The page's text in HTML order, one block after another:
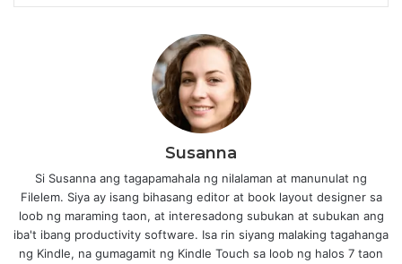
Susanna
Si Susanna ang tagapamahala ng nilalaman at manunulat ng
Filelem. Siya ay isang bihasang editor at book layout designer sa
loob ng maraming taon, at interesadong subukan at subukan ang
iba't ibang productivity software. Isa rin siyang malaking tagahanga
ng Kindle, na gumagamit ng Kindle Touch sa loob ng halos 7 taon